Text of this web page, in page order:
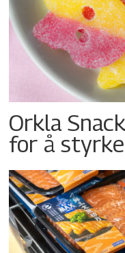
Orkla
for å styrke